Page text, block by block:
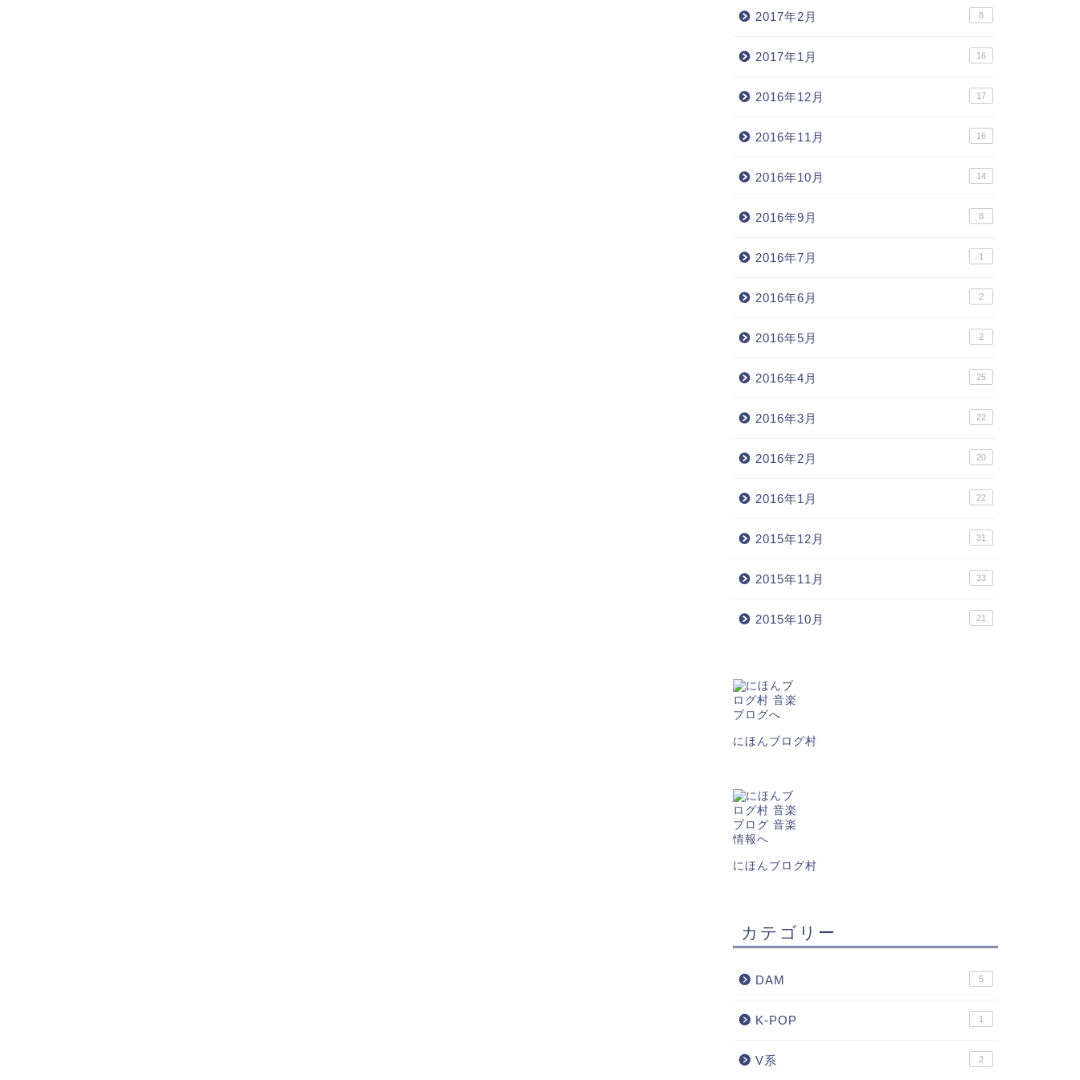
2017年2月 8
2017年1月 16
2016年12月 17
2016年11月 16
2016年10月 14
2016年9月 8
2016年7月 1
2016年6月 2
2016年5月 2
2016年4月 25
2016年3月 22
2016年2月 20
2016年1月 22
2015年12月 31
2015年11月 33
2015年10月 21
にほんブログ村
にほんブログ村
カテゴリー
DAM 5
K-POP 1
V系 2